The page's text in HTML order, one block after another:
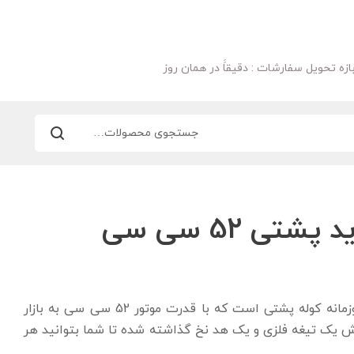
بازه تحویل سفارشات : دقیقاََ در همان روز
52 سی سی
علف زن پارکساید، یک علف زن دوزمانه کوله پشتی است که با قدرت موتور 52 سی سی به بازار
یک تیغه فلزی و یک هد نخ گذاشته شده تا شما بتوانید هر